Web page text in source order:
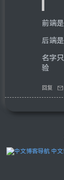
前端
后端
名字
验
回复
中文